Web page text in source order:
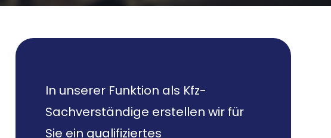
In unserer Funktion als Kfz-
Sachverständige erstellen wir für
Sie ein qualifiziertes